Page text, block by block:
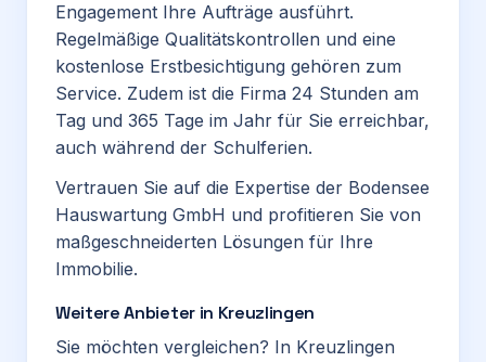
Engagement Ihre Aufträge ausführt.
Regelmäßige Qualitätskontrollen und eine
kostenlose Erstbesichtigung gehören zum
Service. Zudem ist die Firma 24 Stunden am
Tag und 365 Tage im Jahr für Sie erreichbar,
auch während der Schulferien.
Vertrauen Sie auf die Expertise der Bodensee
Hauswartung GmbH und profitieren Sie von
maßgeschneiderten Lösungen für Ihre
Immobilie.
Weitere Anbieter in Kreuzlingen
Sie möchten vergleichen? In Kreuzlingen